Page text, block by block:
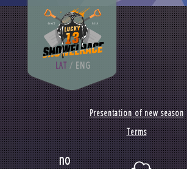
LAT / ENG
Presentation of new season
Terms
no